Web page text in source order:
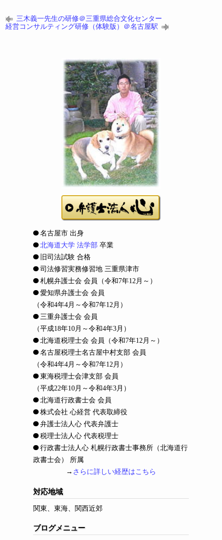
三木義一先生の研修＠三重県総合文化センター
経営コンサルティング研修（体験版）＠名古屋駅
名古屋市 出身
北海道大学 法学部 卒業
旧司法試験 合格
司法修習実務修習地 三重県津市
札幌弁護士会 会員
（令和7年12月～）
愛知県弁護士会 会員
（令和4年4月～令和7年12月）
三重弁護士会 会員
（平成18年10月～令和4年3月）
北海道税理士会 会員
（令和7年12月～）
名古屋税理士名古屋中村支部 会員
（令和4年4月～令和7年12月）
東海税理士会津支部 会員
（平成22年10月～令和4年3月）
北海道行政書士会 会員
株式会社 心経営 代表取締役
弁護士法人心 代表弁護士
税理士法人心 代表税理士
行政書士法人心 札幌行政書士事務所（北海道行
政書士会） 所属
→ さらに詳しい経歴はこちら
対応地域
関東、東海、関西近郊
ブログメニュー